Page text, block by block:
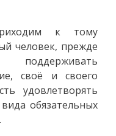
к тому
человек, прежде
своё и своего
удовлетворять
обязательных